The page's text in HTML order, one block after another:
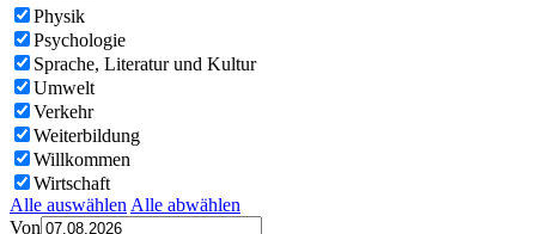
Physik
Psychologie
Sprache, Literatur und Kultur
Umwelt
Verkehr
Weiterbildung
Willkommen
Wirtschaft
Alle auswählen Alle abwählen
Von